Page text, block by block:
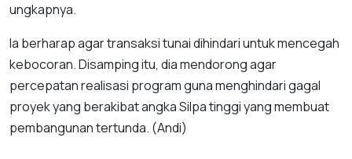
ungkapnya.
Ia berharap agar transaksi tunai dihindari untuk mencegah
kebocoran. Disamping itu, dia mendorong agar
percepatan realisasi program guna menghindari gagal
proyek yang berakibat angka Silpa tinggi yang membuat
pembangunan tertunda. (Andi)